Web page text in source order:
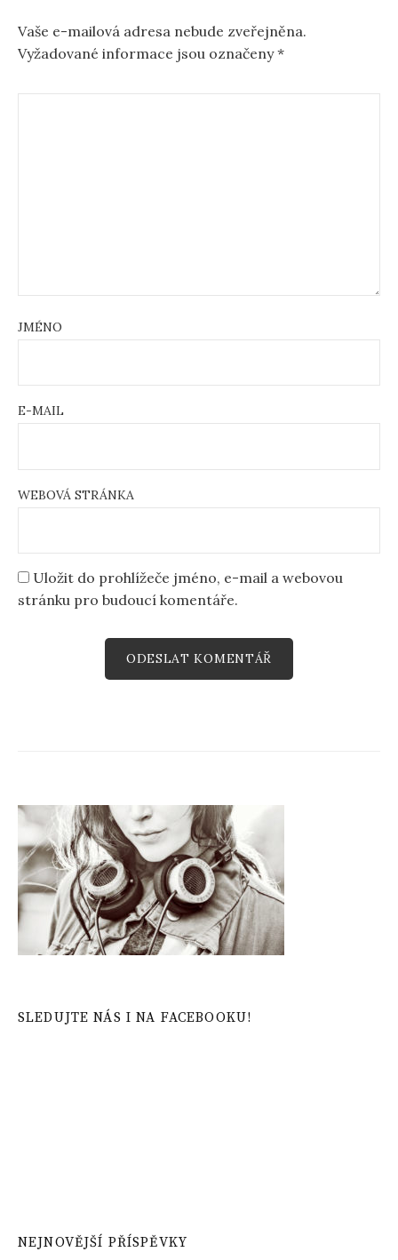
Vaše e-mailová adresa nebude zveřejněna.
Vyžadované informace jsou označeny*
JMÉNO
E-MAIL
WEBOVÁ STRÁNKA
Uložit do prohlížeče jméno, e-mail a webovou
stránku pro budoucí komentáře.
SLEDUJTE NÁS I NA FACEBOOKU!
NEJNOVĚJŠÍ PŘÍSPĚVKY